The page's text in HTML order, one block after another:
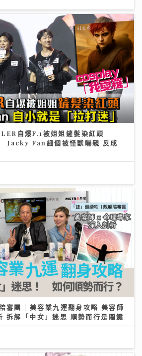
自爆F.1被姐姐鏟髮染紅頭
Jacky Fan細個被怪獸嚇親 反成
審團 | 美容業九運翻身攻略 美容師
拆解「中女」迷思 順勢而行是關鍵